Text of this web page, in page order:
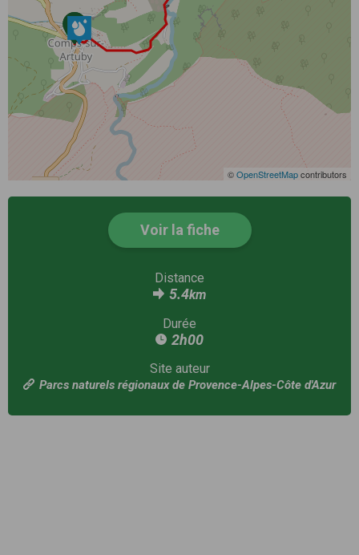
©OpenStreetMapcontributors
Voir la fiche
Distance
5.4km
Durée
2h00
Site auteur
Parcs naturels régionaux de Provence-Alpes-Côte d'Azur